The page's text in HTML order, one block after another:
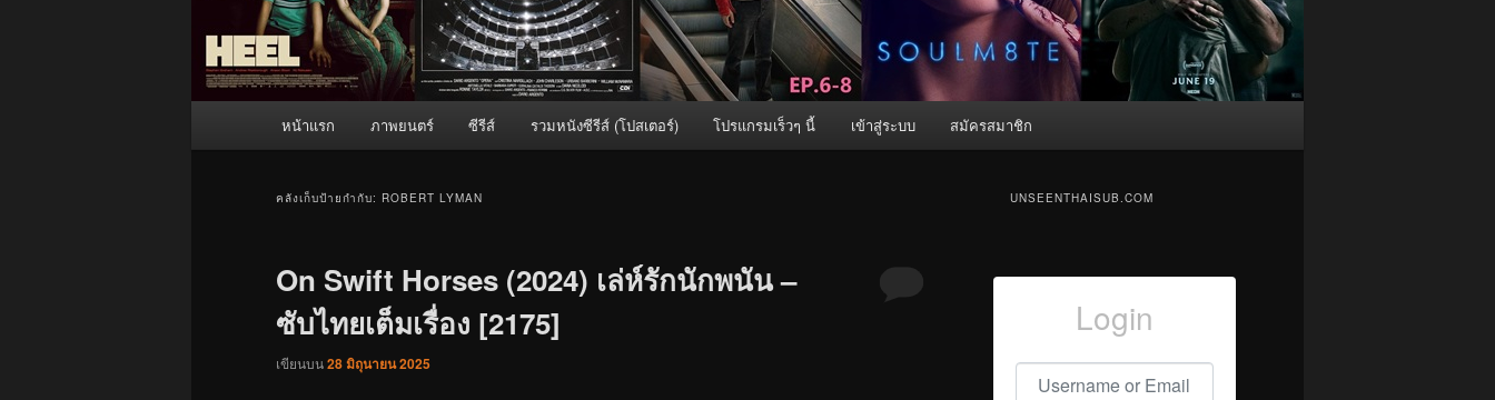
หน้าแรก ภาพยนตร์ ซีรีส์ รวมหนังซีรีส์ (โปสเตอร์) โปรแกรมเร็วๆ นี้ เข้าสู่ระบบ สมัครสมาชิก
คลังเก็บป้ายกำกับ: ROBERT LYMAN
On Swift Horses (2024) เล่ห์รักนักพนัน –
ซับไทยเต็มเรื่อง [2175]
เขียนบน28 มิถุนายน 2025
UNSEENTHAISUB.COM
Login
Username or Email